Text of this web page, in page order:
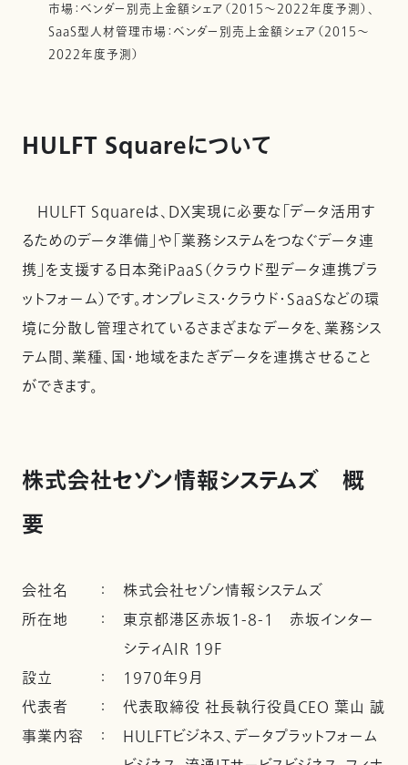
市場：ベンダー別売上金額シェア（2015～2022年度予測）、
SaaS型人材管理市場：ベンダー別売上金額シェア（2015～
2022年度予測）
HULFT Squareについて
HULFT Squareは、DX実現に必要な「データ活用す
るためのデータ準備」や「業務システムをつなぐデータ連
携」を支援する日本発iPaaS（クラウド型データ連携プラ
ットフォーム）です。オンプレミス・クラウド・SaaSなどの環
境に分散し管理されているさまざまなデータを、業務シス
テム間、業種、国・地域をまたぎデータを連携させること
ができます。
株式会社セゾン情報システムズ 概
要
会社名 ： 株式会社セゾン情報システムズ
所在地
： 東京都港区赤坂1-8-1 赤坂インター
シティAIR 19F
設立
： 1970年9月
代表者
： 代表取締役 社長執行役員CEO 葉山 誠
事業内容 ： HULFTビジネス、データプラットフォーム